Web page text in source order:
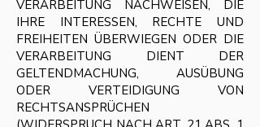
VERARBEITUNG NACHWEISEN, DIE
IHRE INTERESSEN, RECHTE UND
FREIHEITEN ÜBERWIEGEN ODER DIE
VERARBEITUNG DIENT DER
GELTENDMACHUNG, AUSÜBUNG
ODER VERTEIDIGUNG VON
RECHTSANSPRÜCHEN